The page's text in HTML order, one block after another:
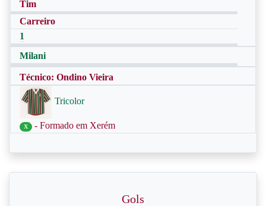
Tim
Carreiro
1
Milani
Técnico: Ondino Vieira
Tricolor
X - Formado em Xerém
Gols